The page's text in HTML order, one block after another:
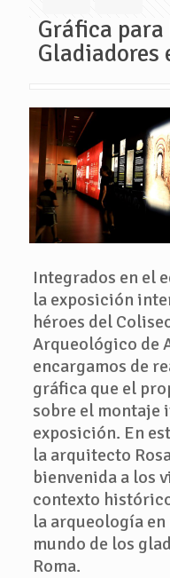
Gráfica
Gladiadores
Integrados en el
la exposición
héroes del
Arqueológico de
encargamos de
gráfica que el
sobre el montaje
exposición. En
la arquitecto
bienvenida a los
contexto
la arqueología
mundo de los
Roma.